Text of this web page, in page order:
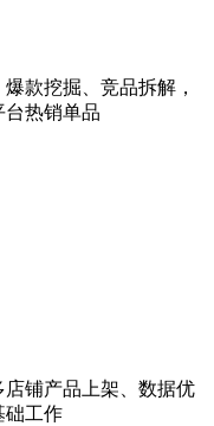
款挖掘、竞品拆解，
热销单品
铺产品上架、数据优
础工作